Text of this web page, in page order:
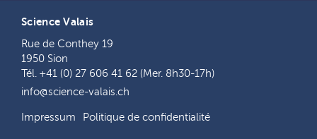
Science Valais
Rue de Conthey 19
1950 Sion
Tél. +41 (0) 27 606 41 62 (Mer. 8h30-17h)
info@science-valais.ch
Impressum Politique de confidentialité